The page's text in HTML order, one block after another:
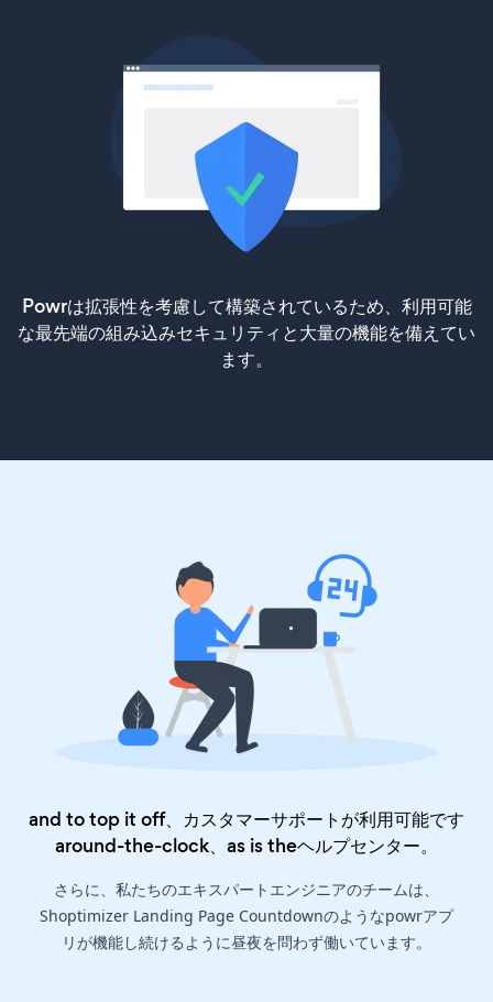
Powrは拡張性を考慮して構築されているため、利用可能
な最先端の組み込みセキュリティと大量の機能を備えてい
ます。
and to top it off、カスタマーサポートが利用可能です
around-the-clock、as is theヘルプセンター。
さらに、私たちのエキスパートエンジニアのチームは、
Shoptimizer Landing Page Countdownのようなpowrアプ
リが機能し続けるように昼夜を問わず働いています。